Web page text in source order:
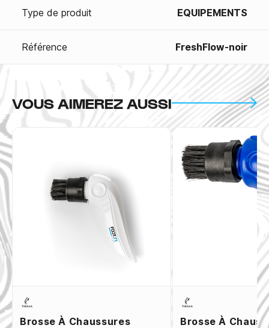
Type de produit EQUIPEMENTS
Référence FreshFlow-noir
VOUS AIMEREZ AUSSI
Brosse À Chaussures
Brosse À